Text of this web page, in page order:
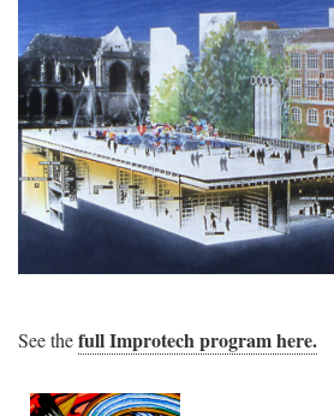
See thefull Improtech program here.